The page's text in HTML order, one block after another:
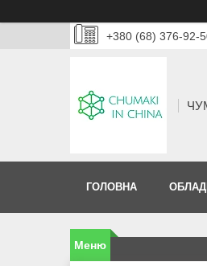
+380 (68) 376-92-
ГОЛОВНА